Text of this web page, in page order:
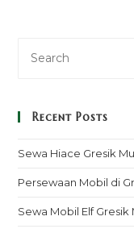
Recent Posts
Sewa Hiace Gresik
Persewaan Mobil di
Sewa Mobil Elf Gresik